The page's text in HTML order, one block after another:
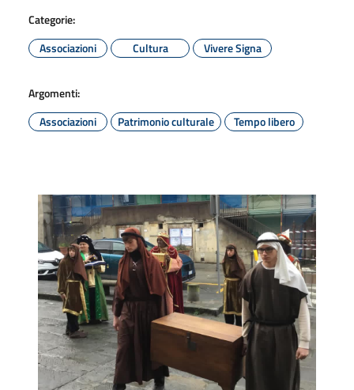
Categorie:
Associazioni
Cultura Vivere Signa
Argomenti:
Associazioni
Patrimonio culturale Tempo libero